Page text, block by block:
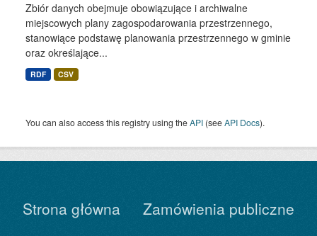
Zbiór danych obejmuje obowiązujące i archiwalne
miejscowych plany zagospodarowania przestrzennego,
stanowiące podstawę planowania przestrzennego w gminie
oraz określające...
RDF CSV
You can also access this registry using theAPI (seeAPI Docs).
Strona główna
Zamówienia publiczne